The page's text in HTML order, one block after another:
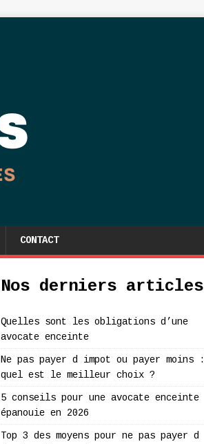
CONTACT
Nos derniers articles
Quelles sont les obligations d’une
avocate enceinte
Ne pas payer d impot ou payer moins :
quel est le meilleur choix ?
5 conseils pour une avocate enceinte
épanouie en 2026
Top 3 des moyens pour ne pas payer d